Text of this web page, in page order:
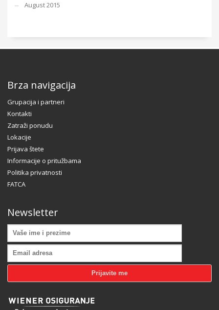
August 2015
Brza navigacija
Grupacija i partneri
Kontakti
Zatraži ponudu
Lokacije
Prijava štete
Informacije o pritužbama
Politika privatnosti
FATCA
Newsletter